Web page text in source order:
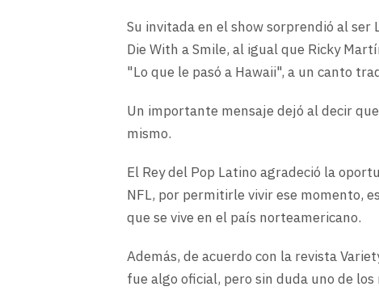
Su invitada en el show sorprendió al ser
Die With a Smile, al igual que Ricky
"Lo que le pasó a Hawaii", a un canto
Un importante mensaje dejó al decir
mismo.
El Rey del Pop Latino agradeció la
NFL, por permitirle vivir ese momento,
que se vive en el país norteamericano.
Además, de acuerdo con la revista
fue algo oficial, pero sin duda uno de